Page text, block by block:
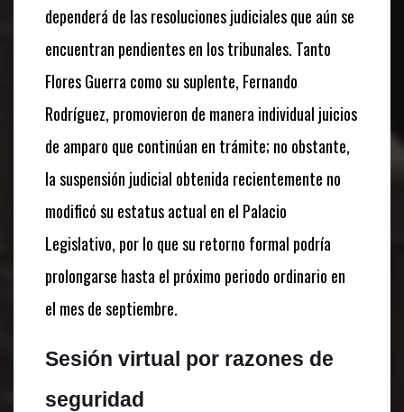
dependerá de las resoluciones judiciales que aún se
encuentran pendientes en los tribunales. Tanto
Flores Guerra como su suplente, Fernando
Rodríguez, promovieron de manera individual juicios
de amparo que continúan en trámite; no obstante,
la suspensión judicial obtenida recientemente no
modificó su estatus actual en el Palacio
Legislativo, por lo que su retorno formal podría
prolongarse hasta el próximo periodo ordinario en
el mes de septiembre.
Sesión virtual por razones de
seguridad